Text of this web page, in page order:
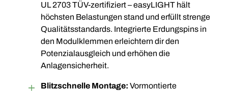
UL 2703 TÜV-zertifiziert – easyLIGHT hält
höchsten Belastungen stand und erfüllt strenge
Qualitätsstandards. Integrierte Erdungspins in
den Modulklemmen erleichtern dir den
Potenzialausgleich und erhöhen die
Anlagensicherheit.
Blitzschnelle Montage: Vormontierte